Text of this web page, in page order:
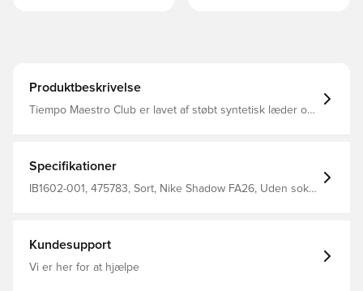
Produktbeskrivelse
Tiempo Maestro Club er lavet af støbt syntetisk læder og
Specifikationer
IB1602-001, 475783, Sort, Nike Shadow FA26, Uden sok,
Kundesupport
Vi er her for at hjælpe